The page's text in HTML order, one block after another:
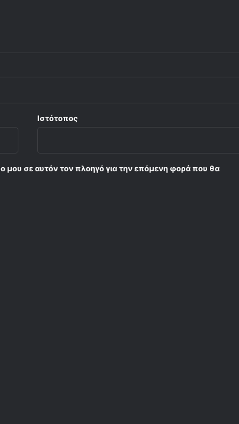
Ιστότοπος
μου σε αυτόν τον πλοηγό για την επόμενη φορά που θα